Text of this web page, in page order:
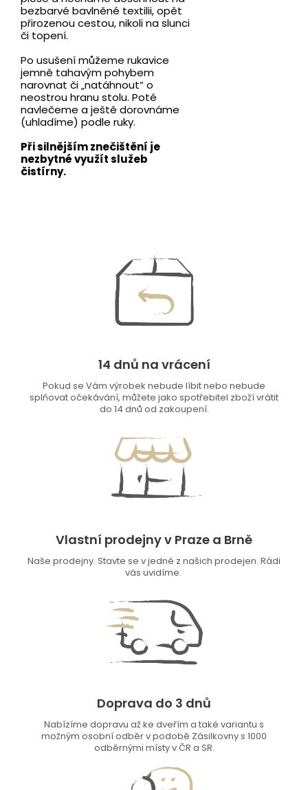
bezbarvé bavlněné textilii, opět
přirozenou cestou, nikoli na slunci
či topení.
Po usušení můžeme rukavice
jemně tahavým pohybem
narovnat či „natáhnout“ o
neostrou hranu stolu. Poté
navlečeme a ještě dorovnáme
(uhladíme) podle ruky.
Při silnějším znečištění je
nezbytné využít služeb
čistírny.
14 dnů na vrácení
Pokud se Vám výrobek nebude líbit nebo nebude
splňovat očekávání, můžete jako spotřebitel zboží vrátit
do 14 dnů od zakoupení.
Vlastní prodejny v Praze a Brně
Naše prodejny. Stavte se v jedné z našich prodejen. Rádi
vás uvidíme.
Doprava do 3 dnů
Nabízíme dopravu až ke dveřím a také variantu s
možným osobní odběr v podobě Zásilkovny s 1000
odběrnými místy v ČR a SR.